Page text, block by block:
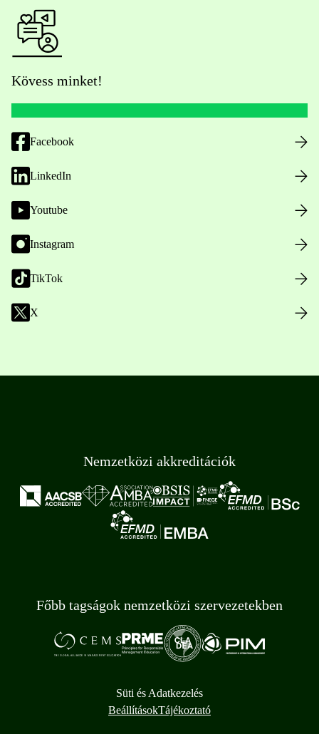
Kövess minket!
Facebook
LinkedIn
Youtube
Instagram
TikTok
X
Nemzetközi akkreditációk
Főbb tagságok nemzetközi szervezetekben
Süti és Adatkezelés
BeállításokTájékoztató